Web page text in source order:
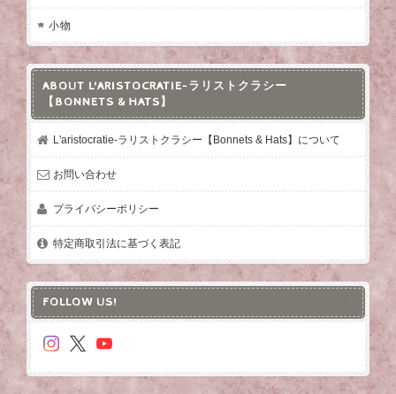
小物
ABOUT L'ARISTOCRATIE-ラリストクラシー
【BONNETS & HATS】
L'aristocratie-ラリストクラシー【Bonnets & Hats】について
お問い合わせ
プライバシーポリシー
特定商取引法に基づく表記
FOLLOW US!